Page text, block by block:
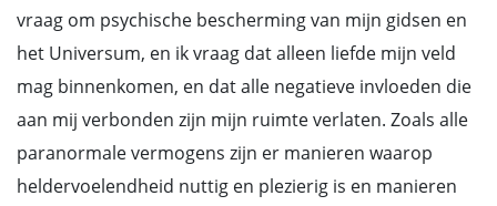
vraag om psychische bescherming van mijn gidsen en
het Universum, en ik vraag dat alleen liefde mijn veld
mag binnenkomen, en dat alle negatieve invloeden die
aan mij verbonden zijn mijn ruimte verlaten. Zoals alle
paranormale vermogens zijn er manieren waarop
heldervoelendheid nuttig en plezierig is en manieren